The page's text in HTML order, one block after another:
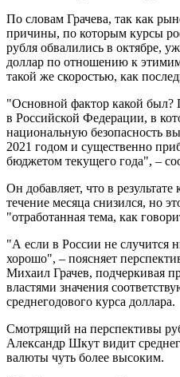
По словам Грачева, так как
причины, по которым курсы
рубля обвалились в октябре,
доллар по отношению к
такой же скоростью, как
"Основной фактор какой был?
в Российской Федерации, в
национальную безопасность
2021 годом и существенно
бюджетом текущего года", –
Он добавляет, что в результате
течение месяца снизился, но
"отработанная тема, как
"А если в России не случится
хорошо", – поясняет
Михаил Грачев, подчеркивая
властями значения
среднегодового курса доллара.
Смотрящий на перспективы
Александр Шкут видит
валюты чуть более высоким.